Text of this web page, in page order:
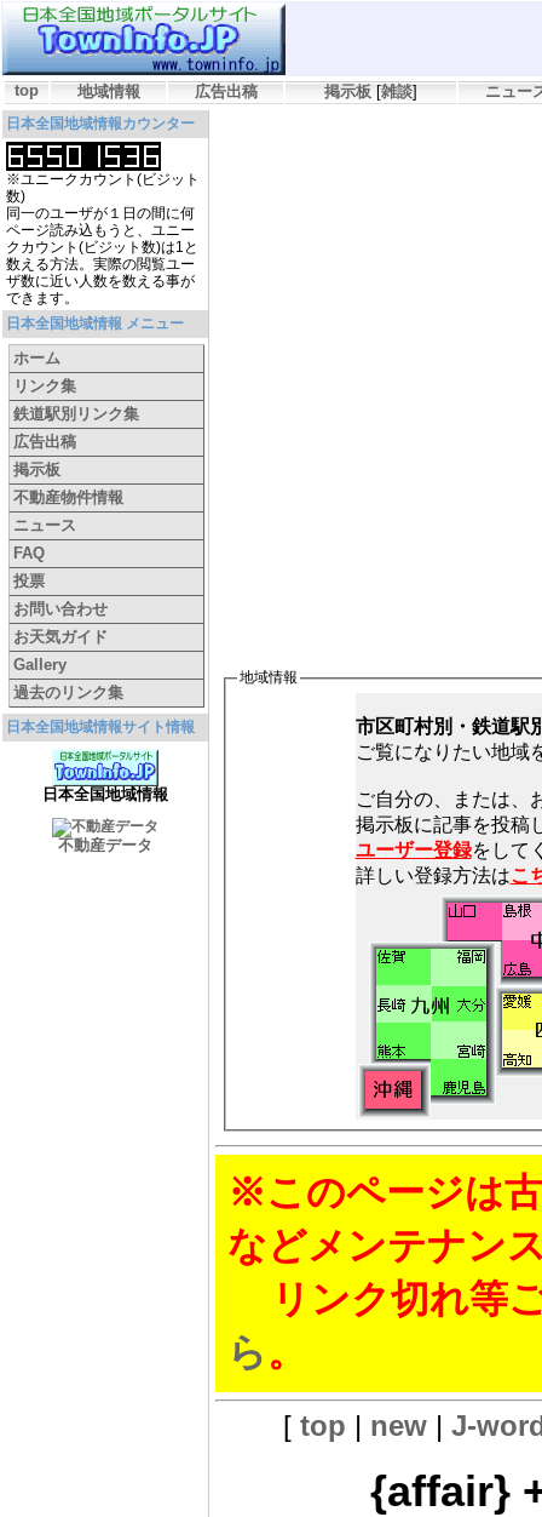
top 地域情報 広告出稿 掲示板 [雑談] ニュー
日本全国地域情報カウンター
※ユニークカウント(ビジット
数)
同一のユーザが１日の間に何
ページ読み込もうと、ユニー
クカウント(ビジット数)は1と
数える方法。実際の閲覧ユー
ザ数に近い人数を数える事が
できます。
日本全国地域情報 メニュー
ホーム
リンク集
鉄道駅別リンク集
広告出稿
掲示板
不動産物件情報
ニュース
FAQ
投票
お問い合わせ
お天気ガイド
Gallery
過去のリンク集
日本全国地域情報サイト情報
日本全国地域情報
不動産データ
地域情報
市区町村別・鉄道駅
ご覧になりたい地域
ご自分の、または、
ユーザー登録をして
詳しい登録方法はこ
※このページは
などメンテナン
リンク切れ等
ら。
[ top | new| J-
{affair}